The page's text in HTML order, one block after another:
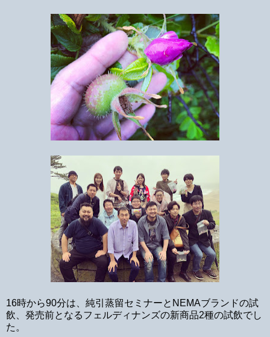
16時から90分は、純引蒸留セミナーとNEMAブランドの試
飲、発売前となるフェルディナンズの新商品2種の試飲でし
た。